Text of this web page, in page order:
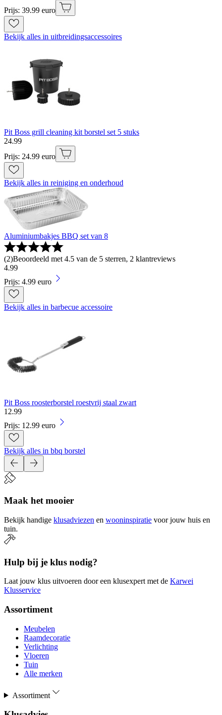
Prijs: 39.99 euro
Bekijk alles in uitbreidingsaccessoires
Pit Boss grill cleaning kit borstel set 5 stuks
24.99
Prijs: 24.99 euro
Bekijk alles in reiniging en onderhoud
Aluminiumbakjes BBQ set van 8
(2)Beoordeeld met 4.5 van de 5 sterren, 2 klantreviews
4.99
Prijs: 4.99 euro
Bekijk alles in barbecue accessoire
Pit Boss roosterborstel roestvrij staal zwart
12.99
Prijs: 12.99 euro
Bekijk alles in bbq borstel
Maak het mooier
Bekijk handige klusadviezen en wooninspiratie voor jouw huis en
tuin.
Hulp bij je klus nodig?
Laat jouw klus uitvoeren door een klusexpert met de Karwei
Klusservice
Assortiment
Meubelen
Raamdecoratie
Verlichting
Vloeren
Tuin
Alle merken
Assortiment